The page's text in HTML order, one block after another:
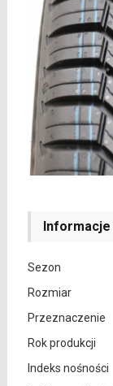
Informacje
Sezon
Rozmiar
Przeznaczenie
Rok produkcji
Indeks nośności